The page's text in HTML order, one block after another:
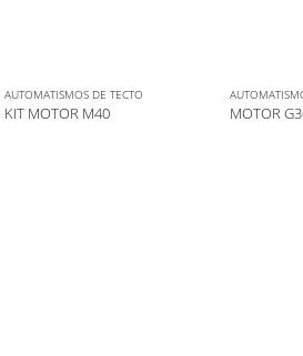
AUTOMATISMOS DE TECTO
KIT MOTOR M40 MOTOR